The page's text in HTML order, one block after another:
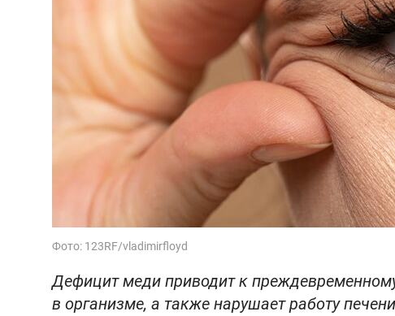
Фото: 123RF/vladimirfloyd
Дефицит меди приводит к
в организме, а также нарушает работу